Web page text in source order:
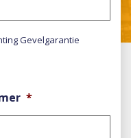
Gevelgarantie
*